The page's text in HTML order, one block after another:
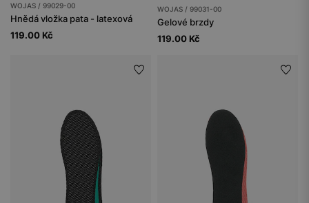
WOJAS / 99029-00
Hnědá vložka pata - latexová
119.00 Kč
WOJAS / 99031-00
Gelové brzdy
119.00 Kč